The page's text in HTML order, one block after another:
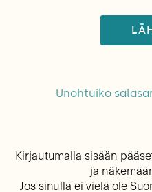
Unohtuiko
Kirjautumalla sisään
ja
Jos sinulla ei vielä ole